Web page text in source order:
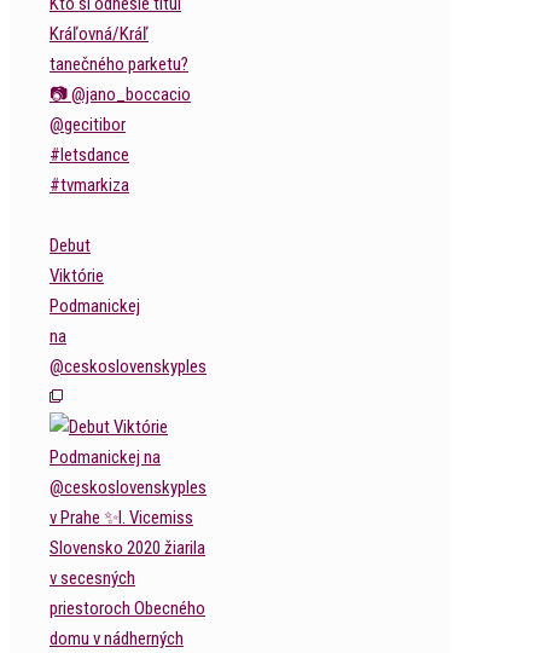
Debut
Viktórie
Podmanickej
na
@ceskoslovenskyples